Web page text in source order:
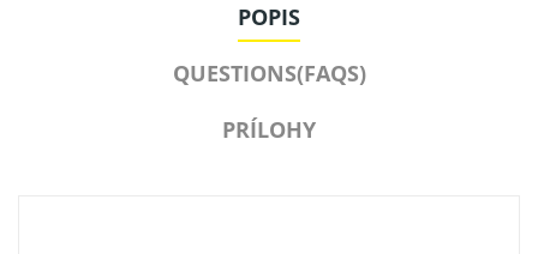
POPIS
QUESTIONS(FAQS)
PRÍLOHY